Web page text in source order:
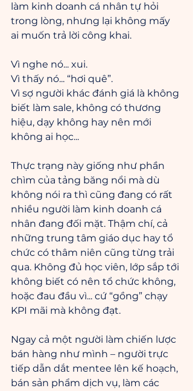
làm kinh doanh cá nhân tự hỏi
trong lòng, nhưng lại không mấy
ai muốn trả lời công khai.
Vì nghe nó... xui.
Vì thấy nó... “hơi quê”.
Vì sợ người khác đánh giá là không
biết làm sale, không có thương
hiệu, dạy không hay nên mới
không ai học...
Thực trạng này giống như phần
chìm của tảng băng nổi mà dù
không nói ra thì cũng đang có rất
nhiều người làm kinh doanh cá
nhân đang đối mặt. Thậm chí, cả
những trung tâm giáo dục hay tổ
chức có thâm niên cũng từng trải
qua. Không đủ học viên, lớp sắp tới
không biết có nên tổ chức không,
hoặc đau đầu vì... cứ “gồng” chạy
KPI mãi mà không đạt.
Ngay cả một người làm chiến lược
bán hàng như mình – người trực
tiếp dẫn dắt mentee lên kế hoạch,
bán sản phẩm dịch vụ, làm các